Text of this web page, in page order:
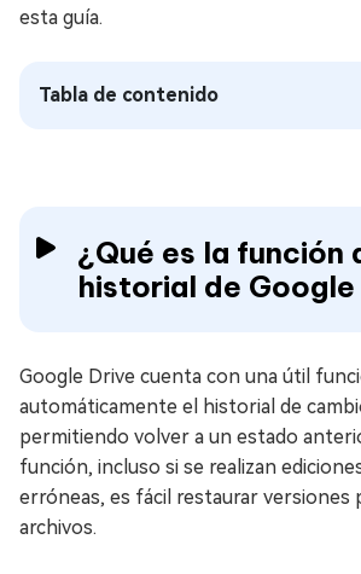
esta guía.
Tabla de contenido
¿Qué es la función
historial de Google
Google Drive cuenta con una útil
automáticamente el historial de
permitiendo volver a un estado
función, incluso si se realizan
erróneas, es fácil restaurar versiones
archivos.